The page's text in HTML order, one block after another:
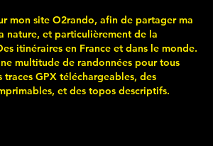
mon site O2rando, afin de partager ma
nature, et particulièrement de la
itinéraires en France et dans le monde.
multitude de randonnées pour tous
traces GPX téléchargeables, des
et des topos descriptifs.